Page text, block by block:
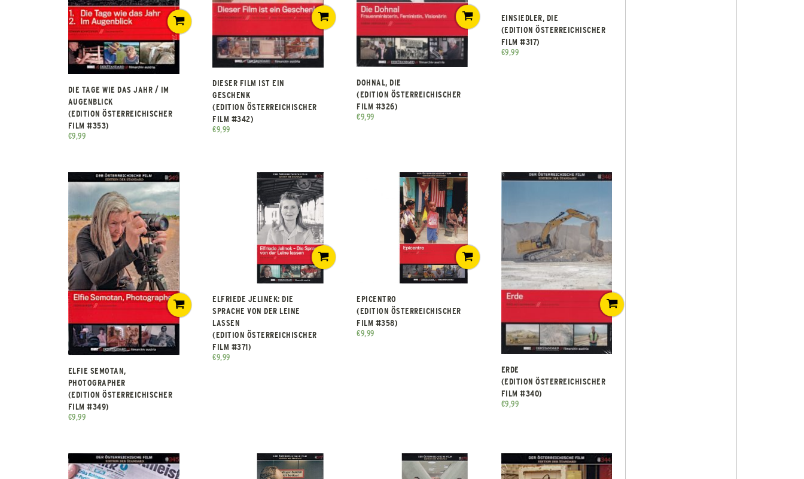
DIE TAGE WIE DAS JAHR / IM
AUGENBLICK
(EDITION ÖSTERREICHISCHER
FILM #353)
€9,99
DIESER FILM IST EIN
GESCHENK
(EDITION ÖSTERREICHISCHER
FILM #342)
€9,99
DOHNAL, DIE
(EDITION ÖSTERREICHISCHER
FILM #326)
€9,99
EINSIEDLER, DIE
(EDITION ÖSTERREICHISCHER
FILM #317)
€9,99
ELFIE SEMOTAN,
PHOTOGRAPHER
(EDITION ÖSTERREICHISCHER
FILM #349)
€9,99
ELFRIEDE JELINEK: DIE
SPRACHE VON DER LEINE
LASSEN
(EDITION ÖSTERREICHISCHER
FILM #371)
€9,99
EPICENTRO
(EDITION ÖSTERREICHISCHER
FILM #358)
€9,99
ERDE
(EDITION ÖSTERREICHISCHER
FILM #340)
€9,99